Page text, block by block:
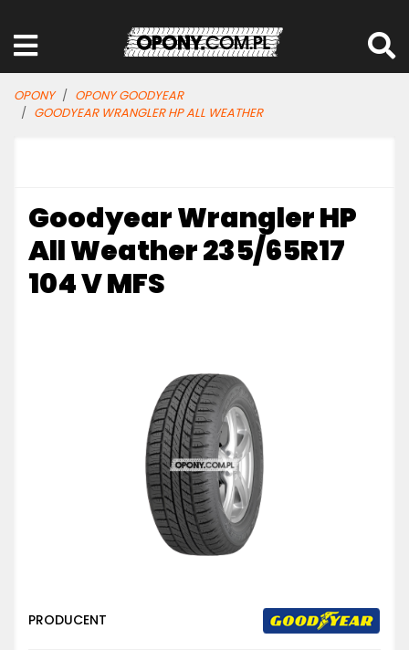
OPONY
OPONY GOODYEAR
GOODYEAR WRANGLER HP ALL WEATHER
Goodyear Wrangler HP
All Weather 235/65R17
104 V MFS
PRODUCENT